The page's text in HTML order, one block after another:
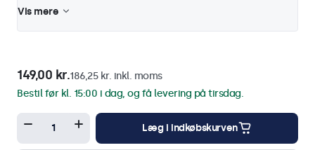
Vis mere
149,00 kr.186,25 kr. inkl. moms
Bestil før kl. 15:00 i dag, og få levering på tirsdag.
Læg i indkøbskurven